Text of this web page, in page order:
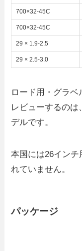
700×32-45C
700×32-45C
29 × 1.9-2.5
29 × 2.5-3.0
ロード用・グラベ
レビューするのは
デルです。
本国には26インチ
れていません。
パッケージ